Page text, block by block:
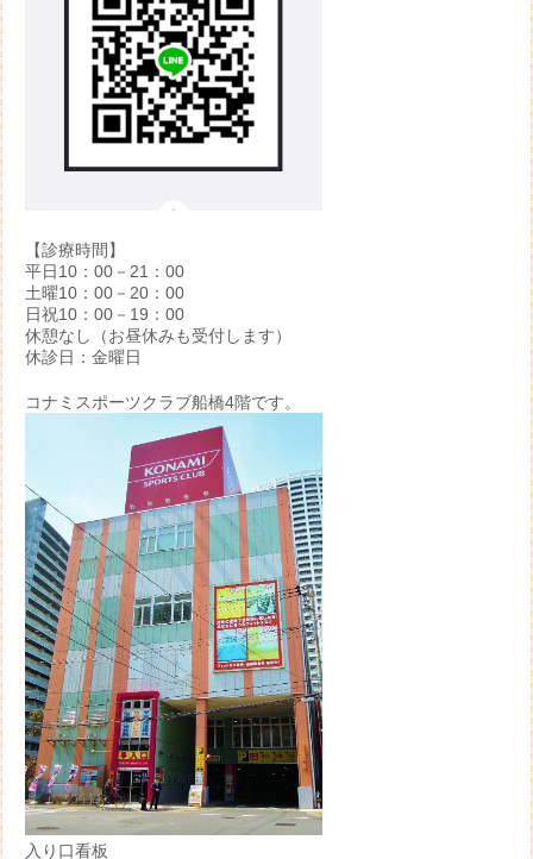
【診療時間】
平日10：00－21：00
土曜10：00－20：00
日祝10：00－19：00
休憩なし（お昼休みも受付します）
休診日：金曜日
コナミスポーツクラブ船橋4階です。
入り口看板